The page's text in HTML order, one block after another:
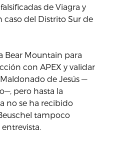
de Viagra y
caso del Distrito Sur de
Bear Mountain para
con APEX y validar
de Jesús —
pero hasta la
no se ha recibido
tampoco